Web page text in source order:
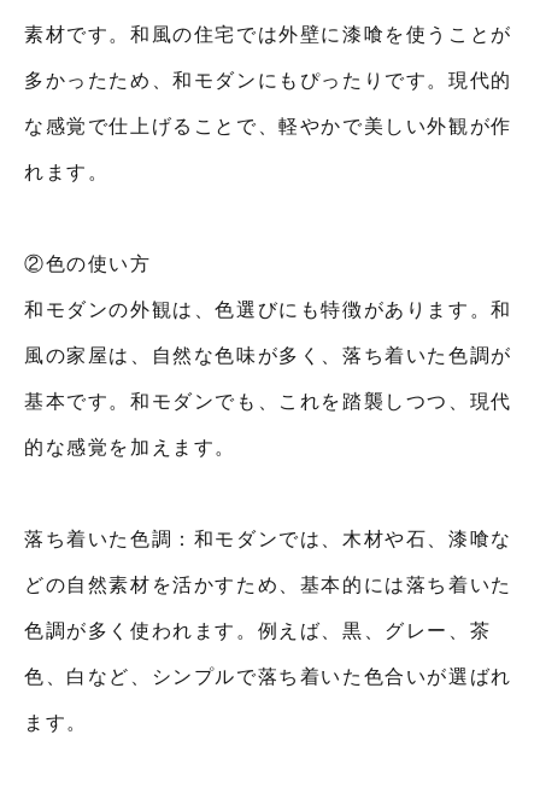
素材です。和風の住宅では外壁に漆喰を使うことが
多かったため、和モダンにもぴったりです。現代的
な感覚で仕上げることで、軽やかで美しい外観が作
れます。
②色の使い方
和モダンの外観は、色選びにも特徴があります。和
風の家屋は、自然な色味が多く、落ち着いた色調が
基本です。和モダンでも、これを踏襲しつつ、現代
的な感覚を加えます。
落ち着いた色調：和モダンでは、木材や石、漆喰な
どの自然素材を活かすため、基本的には落ち着いた
色調が多く使われます。例えば、黒、グレー、茶
色、白など、シンプルで落ち着いた色合いが選ばれ
ます。